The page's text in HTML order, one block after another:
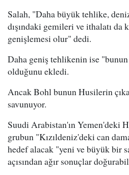
Salah, "Daha büyük tehlike,
dışındaki gemileri ve ithalatı da
genişlemesi olur" dedi.
Daha geniş tehlikenin ise
olduğunu ekledi.
Ancak Bohl bunun Husilerin
savunuyor.
Suudi Arabistan'ın Yemen'deki
grubun "Kızıldeniz'deki can
hedef alacak "yeni ve büyük bir
açısından ağır sonuçlar